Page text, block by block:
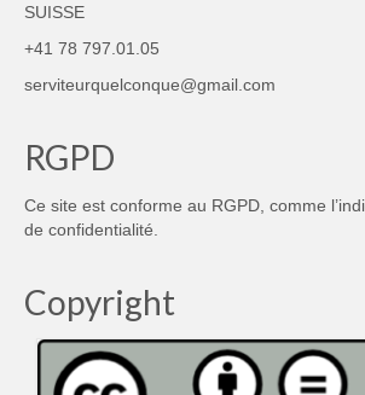
SUISSE
+41 78 797.01.05
serviteurquelconque@gmail.com
RGPD
Ce site est conforme au RGPD, comme
de confidentialité
Copyright